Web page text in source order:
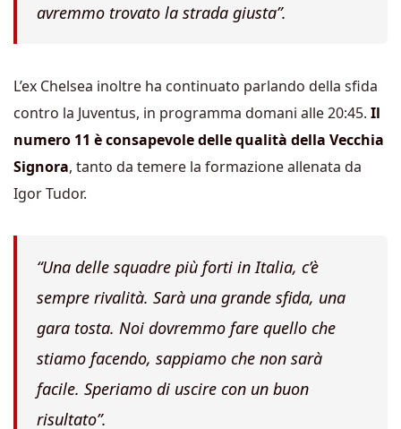
avremmo trovato la strada giusta”.
L’ex Chelsea inoltre ha continuato parlando della sfida
contro la Juventus, in programma domani alle 20:45. Il
numero 11 è consapevole delle qualità della Vecchia
Signora, tanto da temere la formazione allenata da
Igor Tudor.
“Una delle squadre più forti in Italia, c’è
sempre rivalità. Sarà una grande sfida, una
gara tosta. Noi dovremmo fare quello che
stiamo facendo, sappiamo che non sarà
facile. Speriamo di uscire con un buon
risultato”.